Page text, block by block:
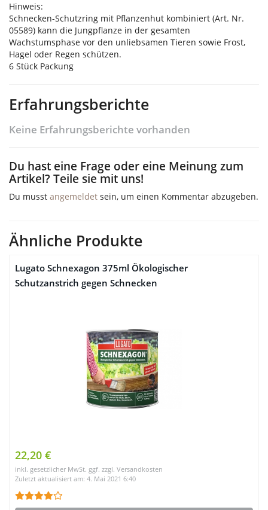
Hinweis:
Schnecken-Schutzring mit Pflanzenhut kombiniert (Art. Nr.
05589) kann die Jungpflanze in der gesamten
Wachstumsphase vor den unliebsamen Tieren sowie Frost,
Hagel oder Regen schützen.
6 Stück Packung
Erfahrungsberichte
Keine Erfahrungsberichte vorhanden
Du hast eine Frage oder eine Meinung zum
Artikel? Teile sie mit uns!
Du musst angemeldet sein, um einen Kommentar abzugeben.
Ähnliche Produkte
Lugato Schnexagon 375ml Ökologischer
Schutzanstrich gegen Schnecken
22,20 €
inkl. gesetzlicher MwSt. ggf. zzgl. Versandkosten
Zuletzt aktualisiert am: 4. Mai 2021 6:40